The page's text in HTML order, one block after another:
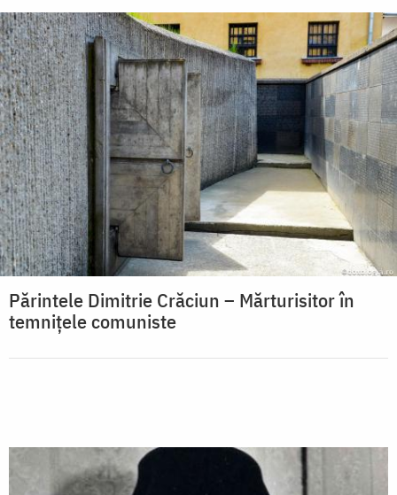
Părintele Dimitrie Crăciun – Mărturisitor în
temnițele comuniste